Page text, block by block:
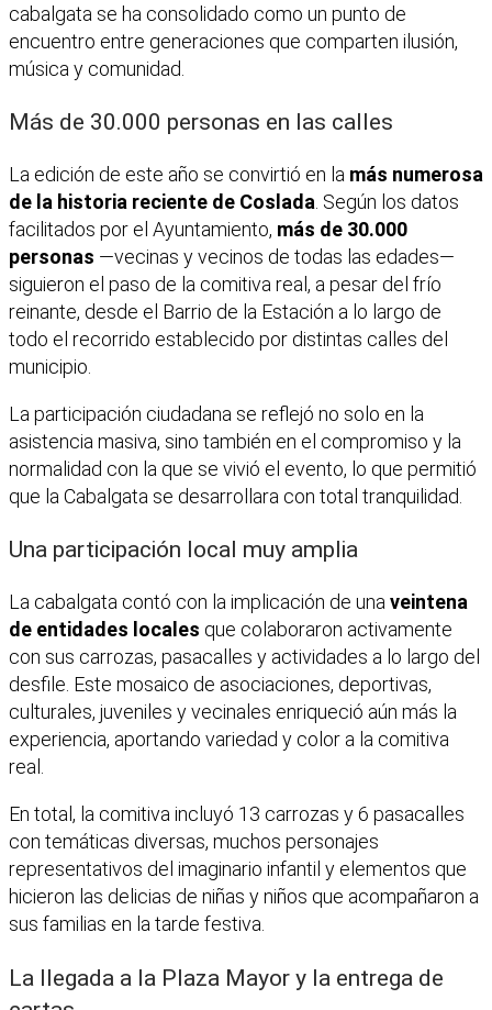
cabalgata se ha consolidado como un punto de
encuentro entre generaciones que comparten ilusión,
música y comunidad.
Más de 30.000 personas en las calles
La edición de este año se convirtió en la más numerosa
de la historia reciente de Coslada. Según los datos
facilitados por el Ayuntamiento, más de 30.000
personas —vecinas y vecinos de todas las edades—
siguieron el paso de la comitiva real, a pesar del frío
reinante, desde el Barrio de la Estación a lo largo de
todo el recorrido establecido por distintas calles del
municipio.
La participación ciudadana se reflejó no solo en la
asistencia masiva, sino también en el compromiso y la
normalidad con la que se vivió el evento, lo que permitió
que la Cabalgata se desarrollara con total tranquilidad.
Una participación local muy amplia
La cabalgata contó con la implicación de unaveintena
de entidades locales que colaboraron activamente
con sus carrozas, pasacalles y actividades a lo largo del
desfile. Este mosaico de asociaciones, deportivas,
culturales, juveniles y vecinales enriqueció aún más la
experiencia, aportando variedad y color a la comitiva
real.
En total, la comitiva incluyó 13 carrozas y 6 pasacalles
con temáticas diversas, muchos personajes
representativos del imaginario infantil y elementos que
hicieron las delicias de niñas y niños que acompañaron a
sus familias en la tarde festiva.
La llegada a la Plaza Mayor y la entrega de